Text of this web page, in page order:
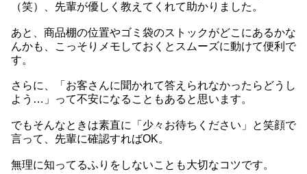
（笑）、先輩が優しく教えてくれて助かりました。
あと、商品棚の位置やゴミ袋のストックがどこにあるかな
んかも、こっそりメモしておくとスムーズに動けて便利で
す。
さらに、「お客さんに聞かれて答えられなかったらどうし
よう…」って不安になることもあると思います。
でもそんなときは素直に「少々お待ちください」と笑顔で
言って、先輩に確認すればOK。
無理に知ってるふりをしないことも大切なコツです。